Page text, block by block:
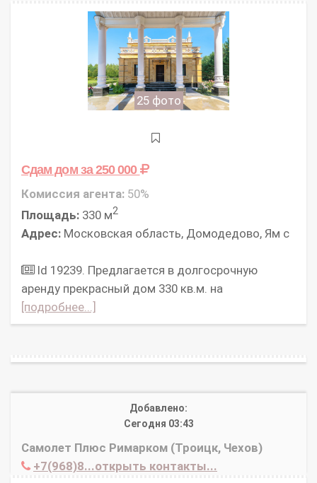
25 фото
Сдам домза 250 000
Комиссия агента: 50%
Площадь: 330 м2
Адрес: Московская область, Домодедово, Ям с
Id 19239. Предлагается в долгосрочную
аренду прекрасный дом 330 кв.м. на
[подробнее...]
Добавлено:
Сегодня 03:43
Самолет Плюс Римарком (Троицк, Чехов)
+7(968)8...открыть контакты...